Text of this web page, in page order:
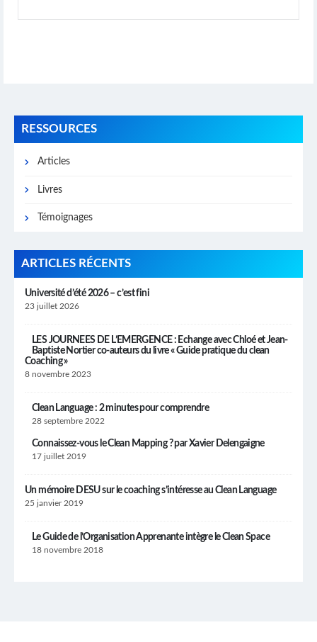
RESSOURCES
Articles
Livres
Témoignages
ARTICLES RÉCENTS
Université d’été 2026 – c’est fini
23 juillet 2026
LES JOURNEES DE L’EMERGENCE : Echange avec Chloé et Jean-
Baptiste Nortier co-auteurs du livre « Guide pratique du clean
Coaching »
8 novembre 2023
Clean Language : 2 minutes pour comprendre
28 septembre 2022
Connaissez-vous le Clean Mapping ? par Xavier Delengaigne
17 juillet 2019
Un mémoire DESU sur le coaching s’intéresse au Clean Language
25 janvier 2019
Le Guide de l’Organisation Apprenante intègre le Clean Space
18 novembre 2018